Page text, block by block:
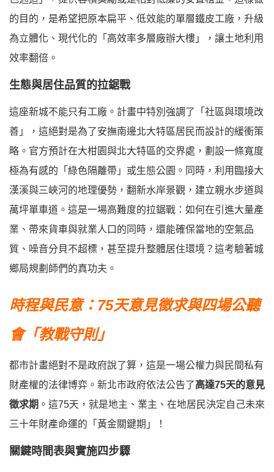
的目的，是希望把原本扁平、低效能的單層鐵皮工廠，升級
為立體化、現代化的「高效率多層廠辦大樓」，讓土地利用
效率翻倍。
生態與居住品質的拉鋸戰
這座新城不能只有工廠。計畫中特別強調了「社區與環境改
善」，這絕對是為了安撫南邊北大特區居民而設計的緩衝策
略。官方預計在大柑園與北大特區的交界處，劃設一條寬度
極為有感的「綠色隔離帶」或生態公園。同時，利用臨接大
漢溪與三峽河的地理優勢，翻新水岸景觀，建立親水步道與
萬坪單車道。這是一場高難度的拉鋸戰：如何在引進大量產
業、帶來貨車與就業人口的同時，還能確保當地的空氣品
質、噪音分貝不超標，甚至提升整體居住環境？這考驗著城
鄉局規劃師們的真功夫。
時程與民意：75天意見徵求與四場公聽
會「教戰守則」
都市計畫絕對不是政府說了算，這是一場公權力與民間私有
財產權的法律博弈。新北市政府依法公告了高達75天的意見
徵求期 。這75天，就是地主、業主、在地居民決定自己未來
三十年財產命運的「黃金關鍵期」！
關鍵時間表與實施四步驟